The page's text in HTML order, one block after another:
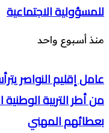
للمسؤولية الاجتماعية
منذ أسبوع واحد
عامل إقليم النواصر
من أطر التربية الوطنية
بعطائهم المهني